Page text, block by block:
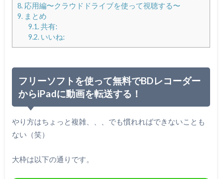
8.応用編〜クラウドドライブを使って視聴する〜
9.まとめ
9.1.共有:
9.2.いいね:
フリーソフトを使って無料でBDレコーダー
からiPadに動画を転送する！
やり方はちょっと複雑、、、でも慣れればできないことも
ない（笑）
大枠は以下の通りです。